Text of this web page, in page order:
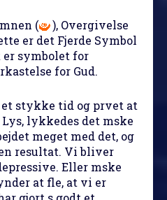
(
), Overgivelse
er det Fjerde Symbol
er symbolet for
for Gud.
stykke tid og prvet at
lykkedes det mske
meget med det, og
resultat. Vi bliver
Eller mske
at fle, at vi er